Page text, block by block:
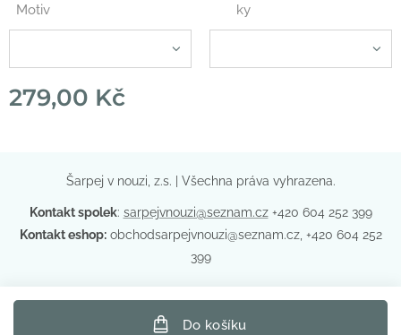
Motiv
ky
279,00 Kč
Do košíku
Šarpej v nouzi, z.s. | Všechna práva vyhrazena.
Kontakt spolek: sarpejvnouzi@seznam.cz+420 604 252 399
Kontakt eshop:obchodsarpejvnouzi@seznam.cz, +420 604 252
399